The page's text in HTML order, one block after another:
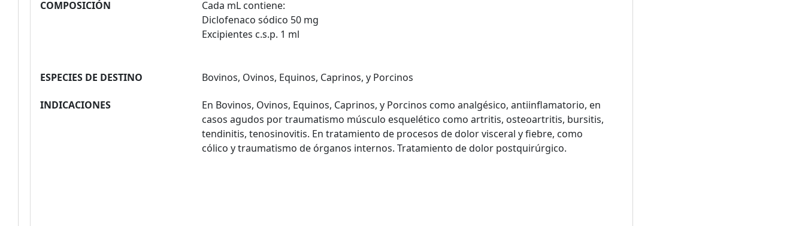
COMPOSICIÓN
Cada mL contiene:
Diclofenaco sódico 50 mg
Excipientes c.s.p. 1 ml
ESPECIES DE DESTINO Bovinos, Ovinos, Equinos, Caprinos, y Porcinos
INDICACIONES
En Bovinos, Ovinos, Equinos, Caprinos, y Porcinos como analgésico, antiinflamatorio, en
casos agudos por traumatismo músculo esquelético como artritis, osteoartritis, bursitis,
tendinitis, tenosinovitis. En tratamiento de procesos de dolor visceral y fiebre, como
cólico y traumatismo de órganos internos. Tratamiento de dolor postquirúrgico.